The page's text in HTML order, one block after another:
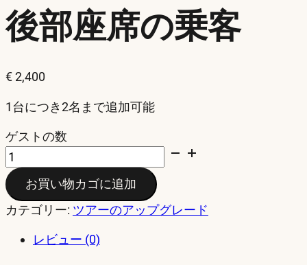
後部座席の乗客
€2,400
1台につき2名まで追加可能
ゲストの数
Backseat
Passenger
個
お買い物カゴに追加
カテゴリー: ツアーのアップグレード
レビュー (0)